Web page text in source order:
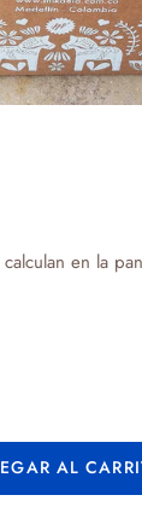
calculan en la
AL